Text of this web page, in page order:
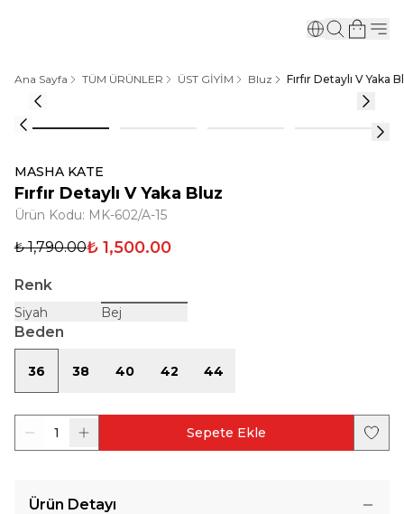
Ana Sayfa TÜM ÜRÜNLER ÜST GİYİM Bluz Fırfır Detaylı V Yaka
MASHA KATE
Fırfır Detaylı V Yaka Bluz
Ürün Kodu: MK-602/A-15
₺ 1,790.00₺ 1,500.00
Renk
Siyah Bej
Beden
36 38 40 42 44
1 Sepete Ekle
Ürün Detayı